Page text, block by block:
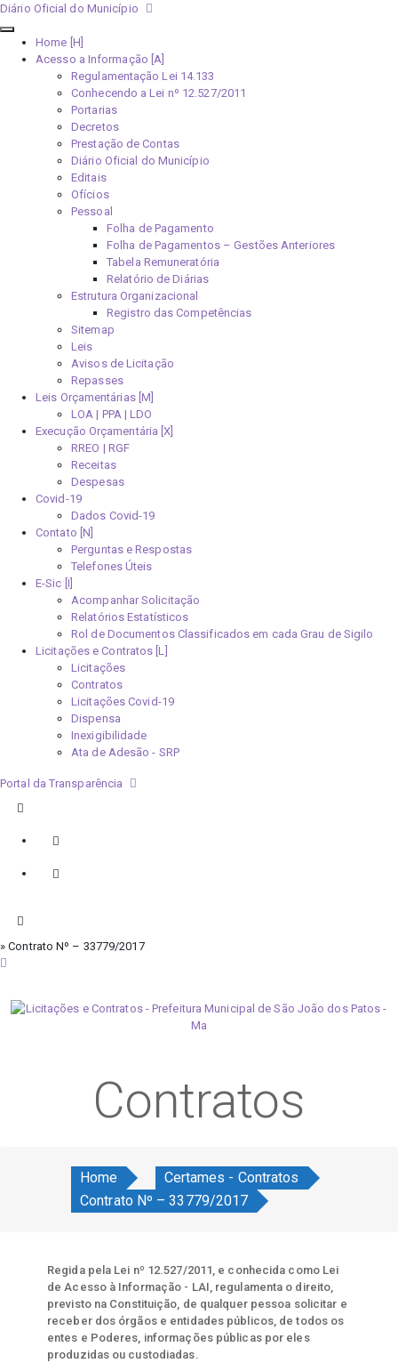
Diário Oficial do Município
Home [H]
Acesso a Informação [A]
Regulamentação Lei 14.133
Conhecendo a Lei nº 12.527/2011
Portarias
Decretos
Prestação de Contas
Diário Oficial do Município
Editais
Ofícios
Pessoal
Folha de Pagamento
Folha de Pagamentos – Gestões Anteriores
Tabela Remuneratória
Relatório de Diárias
Estrutura Organizacional
Registro das Competências
Sitemap
Leis
Avisos de Licitação
Repasses
Leis Orçamentárias [M]
LOA | PPA | LDO
Execução Orçamentária [X]
RREO | RGF
Receitas
Despesas
Covid-19
Dados Covid-19
Contato [N]
Perguntas e Respostas
Telefones Úteis
E-Sic [I]
Acompanhar Solicitação
Relatórios Estatísticos
Rol de Documentos Classificados em cada Grau de Sigilo
Licitações e Contratos [L]
Licitações
Contratos
Licitações Covid-19
Dispensa
Inexigibilidade
Ata de Adesão - SRP
Portal da Transparência
» Contrato Nº – 33779/2017
Contratos
Home
Certames - Contratos
Contrato Nº – 33779/2017
Regida pela Lei nº 12.527/2011, e conhecida como Lei
de Acesso à Informação - LAI, regulamenta o direito,
previsto na Constituição, de qualquer pessoa solicitar e
receber dos órgãos e entidades públicos, de todos os
entes e Poderes, informações públicas por eles
produzidas ou custodiadas.